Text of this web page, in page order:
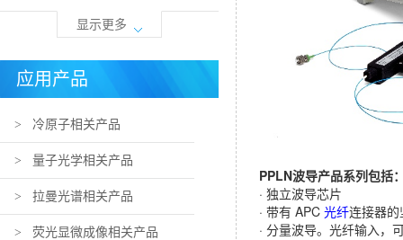
显示更多
应用产品
> 冷原子相关产品
> 量子光学相关产品
> 拉曼光谱相关产品
> 荧光显微成像相关产品
PPLN波导产品系列包括
· 独立波导芯片
· 带有 APC 光纤连接器
· 分量波导。光纤输入，